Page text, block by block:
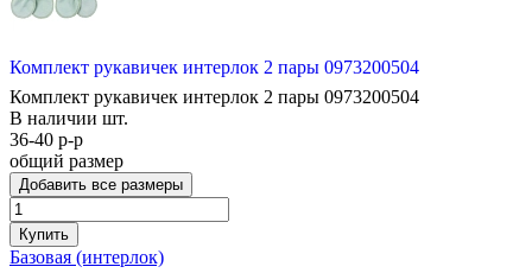
Комплект рукавичек интерлок 2 пары 0973200504
Комплект рукавичек интерлок 2 пары 0973200504
В наличии шт.
36-40 р-р
общий размер
Добавить все размеры
Купить
Базовая (интерлок)